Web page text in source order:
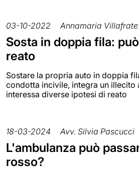
03-10-2022 Annamaria Villafrate
Sosta in doppia fila:
reato
Sostare la propria auto in doppia
condotta incivile, integra un illecito
interessa diverse ipotesi di reato
18-03-2024 Avv. Silvia Pascucci
L'ambulanza può
rosso?